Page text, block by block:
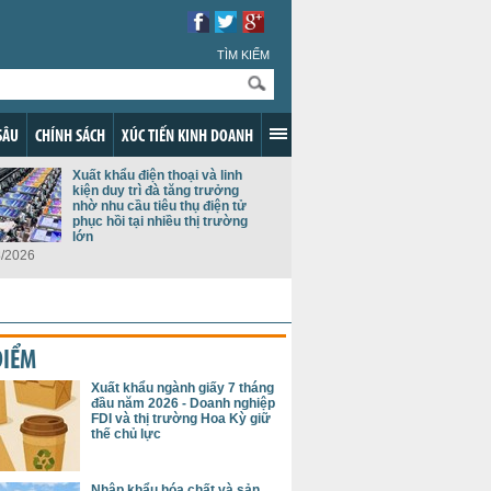
TÌM KIẾM
CHÍNH SÁCH XÚC TIẾN KINH DOANH
Xuất khẩu điện thoại và linh
kiện duy trì đà tăng trưởng
nhờ nhu cầu tiêu thụ điện tử
phục hồi tại nhiều thị trường
lớn
2026
Xuất khẩu ngành giấy 7 tháng
đầu năm 2026 - Doanh nghiệp
FDI và thị trường Hoa Kỳ giữ
thế chủ lực